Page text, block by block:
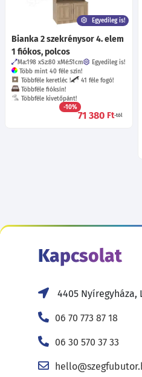
Egyedileg is!
Bianka 2 szekrénysor 4. elem
1 fiókos, polcos
Ma:198 Sz:80 Mé:51cm
Egyedileg is!
Több mint 40 féle szín!
Többféle keretléc !
41 féle fogó!
Többféle fióksín!
Többféle kivetőpánt!
-10%
71 380 Ft-tól
Kapcsolat
4405 Nyíregyháza,
06 70 773 87 18
06 30 570 37 33